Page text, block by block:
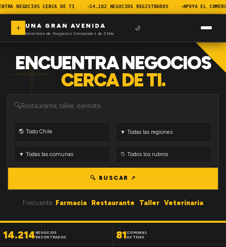
NEGOCIOS CERCA DE TI 14.182 NEGOCIOS REGISTRADOS APOYA EL
UNA GRAN AVENIDA
Directorio de Negocios Comunales de Chile
🌙
ENCUENTRA NEGOCIOS
CERCA DE TI.
🔍
🔍 BUSCAR ↗
Frecuente: Farmacia · Restaurante · Taller · Veterinaria
14.214NEGOCIOS
ENCONTRADOS
81 COMUNAS
ACTIVAS